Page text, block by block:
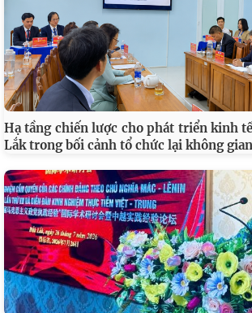
Hạ tầng chiến lược cho phát triển kinh
Lắk trong bối cảnh tổ chức lại không